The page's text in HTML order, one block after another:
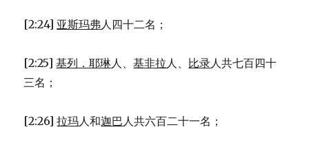
[2:24] 亚斯玛弗人四十二名；
[2:25]基列．耶琳人、基非拉人、 比录人共七百四十
三名；
[2:26]拉玛人和迦巴人共六百二十一名；